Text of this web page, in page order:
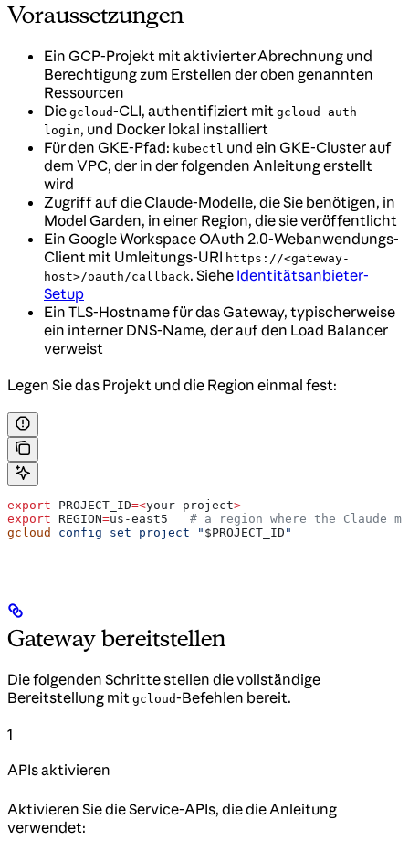
Voraussetzungen
Ein GCP-Projekt mit aktivierter Abrechnung und
Berechtigung zum Erstellen der oben genannten
Ressourcen
Die gcloud-CLI, authentifiziert mit gcloud auth
login, und Docker lokal installiert
Für den GKE-Pfad: kubectl und ein GKE-Cluster auf
dem VPC, der in der folgenden Anleitung erstellt
wird
Zugriff auf die Claude-Modelle, die Sie benötigen, in
Model Garden, in einer Region, die sie veröffentlicht
Ein Google Workspace OAuth 2.0-Webanwendungs-
Client mit Umleitungs-URI https://<gateway-
host>/oauth/callback. Siehe Identitätsanbieter-
Setup
Ein TLS-Hostname für das Gateway, typischerweise
ein interner DNS-Name, der auf den Load Balancer
verweist
Legen Sie das Projekt und die Region einmal fest:
export PROJECT_ID=<your-project>
export REGION=us-east5
# a region where the Claude
gcloud
config set project " $PROJECT_ID "
Gateway bereitstellen
Die folgenden Schritte stellen die vollständige
Bereitstellung mit gcloud-Befehlen bereit.
1
APIs aktivieren
Aktivieren Sie die Service-APIs, die die Anleitung
verwendet: